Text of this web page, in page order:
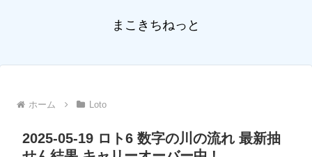
まこきちねっと
ホーム Loto
2025-05-19 ロト6 数字の川の流れ 最新抽